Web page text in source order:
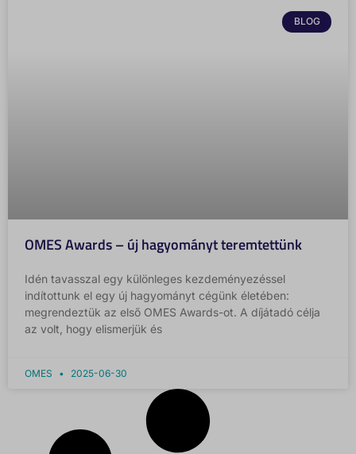
BLOG
OMES Awards – új hagyományt teremtettünk
Idén tavasszal egy különleges kezdeményezéssel
indítottunk el egy új hagyományt cégünk életében:
megrendeztük az első OMES Awards-ot. A díjátadó célja
az volt, hogy elismerjük és
OMES 2025-06-30